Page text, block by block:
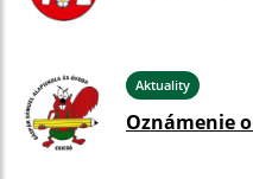
Aktuality
Oznámenie